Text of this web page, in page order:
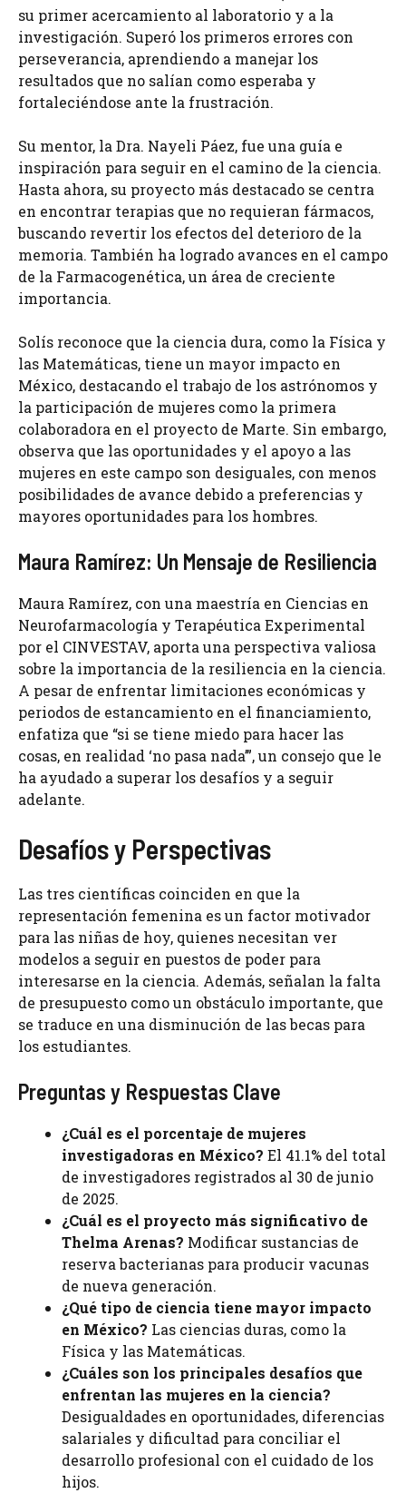
su primer acercamiento al laboratorio y a la
investigación. Superó los primeros errores con
perseverancia, aprendiendo a manejar los
resultados que no salían como esperaba y
fortaleciéndose ante la frustración.
Su mentor, la Dra. Nayeli Páez, fue una guía e
inspiración para seguir en el camino de la ciencia.
Hasta ahora, su proyecto más destacado se centra
en encontrar terapias que no requieran fármacos,
buscando revertir los efectos del deterioro de la
memoria. También ha logrado avances en el campo
de la Farmacogenética, un área de creciente
importancia.
Solís reconoce que la ciencia dura, como la Física y
las Matemáticas, tiene un mayor impacto en
México, destacando el trabajo de los astrónomos y
la participación de mujeres como la primera
colaboradora en el proyecto de Marte. Sin embargo,
observa que las oportunidades y el apoyo a las
mujeres en este campo son desiguales, con menos
posibilidades de avance debido a preferencias y
mayores oportunidades para los hombres.
Maura Ramírez: Un Mensaje de Resiliencia
Maura Ramírez, con una maestría en Ciencias en
Neurofarmacología y Terapéutica Experimental
por el CINVESTAV, aporta una perspectiva valiosa
sobre la importancia de la resiliencia en la ciencia.
A pesar de enfrentar limitaciones económicas y
periodos de estancamiento en el financiamiento,
enfatiza que “si se tiene miedo para hacer las
cosas, en realidad ‘no pasa nada’”, un consejo que le
ha ayudado a superar los desafíos y a seguir
adelante.
Desafíos y Perspectivas
Las tres científicas coinciden en que la
representación femenina es un factor motivador
para las niñas de hoy, quienes necesitan ver
modelos a seguir en puestos de poder para
interesarse en la ciencia. Además, señalan la falta
de presupuesto como un obstáculo importante, que
se traduce en una disminución de las becas para
los estudiantes.
Preguntas y Respuestas Clave
¿Cuál es el porcentaje de mujeres
investigadoras en México? El 41.1% del total
de investigadores registrados al 30 de junio
de 2025.
¿Cuál es el proyecto más significativo de
Thelma Arenas? Modificar sustancias de
reserva bacterianas para producir vacunas
de nueva generación.
¿Qué tipo de ciencia tiene mayor impacto
en México? Las ciencias duras, como la
Física y las Matemáticas.
¿Cuáles son los principales desafíos que
enfrentan las mujeres en la ciencia?
Desigualdades en oportunidades, diferencias
salariales y dificultad para conciliar el
desarrollo profesional con el cuidado de los
hijos.